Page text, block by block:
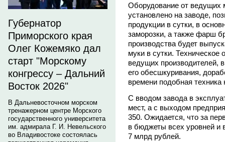
Губернатор
Приморского края
Олег Кожемяко дал
старт "Морскому
конгрессу – Дальний
Восток 2026"
В Дальневосточном морском
тренажерном центре Морского
государственного университета
им. адмирала Г. И. Невельского
во Владивостоке состоялась
Оборудование от ведущих
установлено на заводе,
продукции в сутки, в
заморозки, а также фарш
производства будет
муки в сутки.
ведущих производителей,
его обесшкуривания,
времени подобная
С вводом завода в
мест, а с выходом
350. Ожидается, что за
в бюджеты всех уровней
7 млрд рублей.